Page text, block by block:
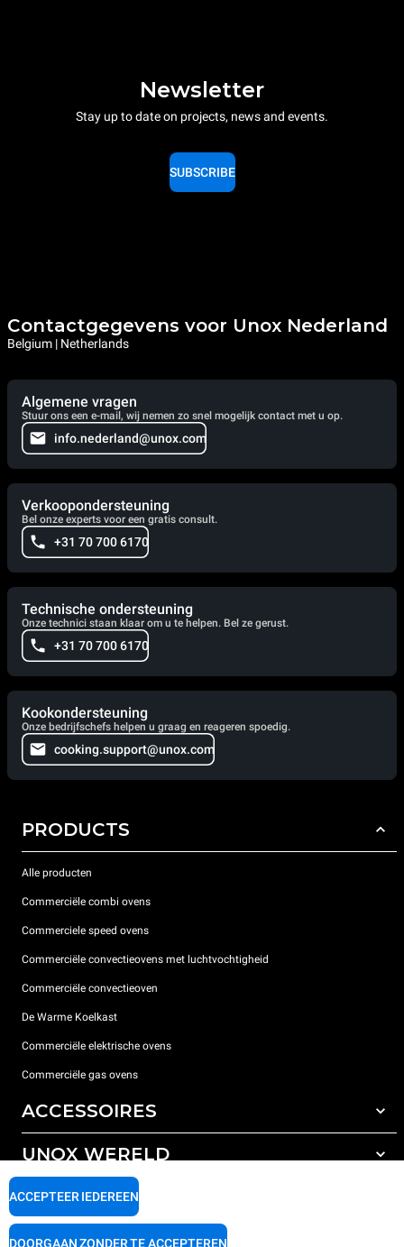
Newsletter
Stay up to date on projects, news and events.
SUBSCRIBE
Contactgegevens voor Unox Nederland
Belgium | Netherlands
Algemene vragen
Stuur ons een e-mail, wij nemen zo snel mogelijk contact met u op.
info.nederland@unox.com
Verkoopondersteuning
Bel onze experts voor een gratis consult.
+31 70 700 6170
Technische ondersteuning
Onze technici staan klaar om u te helpen. Bel ze gerust.
+31 70 700 6170
Kookondersteuning
Onze bedrijfschefs helpen u graag en reageren spoedig.
cooking.support@unox.com
PRODUCTS
Alle producten
Commerciële combi ovens
Commerciele speed ovens
Commerciële convectieovens met luchtvochtigheid
Commerciële convectieoven
De Warme Koelkast
Commerciële elektrische ovens
Commerciële gas ovens
ACCESSOIRES
All the accessories
Detergenten voor automatisch wassen
Detergenten voor handmatig wassen
Waterbehandeling met harsfilters
UNOX WERELD
Onze vestigingen wereldwijd
ONDERSTEUNING
Unox garantie
ACCEPTEER IEDEREEN
DOORGAAN ZONDER TE ACCEPTEREN